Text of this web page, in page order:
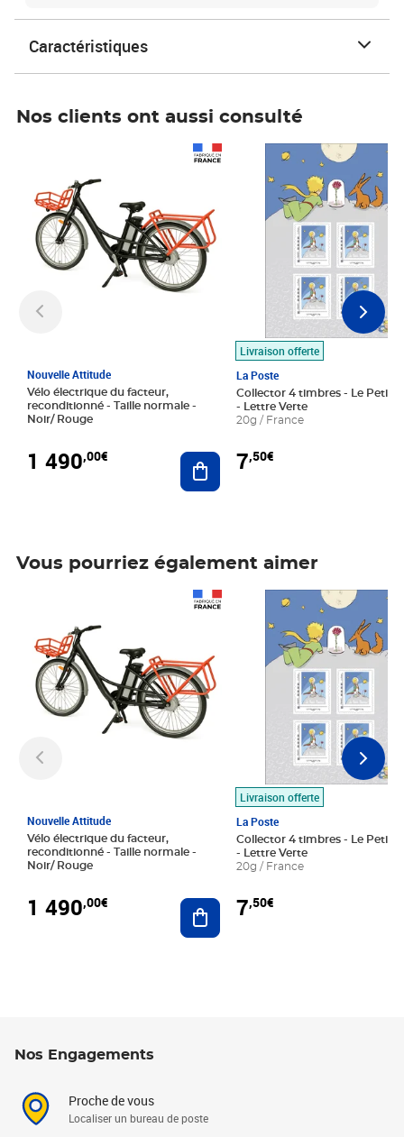
Caractéristiques
Nos clients ont aussi consulté
Nouvelle Attitude
Vélo électrique du facteur,
reconditionné - Taille normale -
Noir/ Rouge
1 490,00€ Ajouter au panier
Livraison offerte
La Poste
Collector 4 timbres - Le Petit
- Lettre Verte
20g / France
7,50€
Prix 7,50€
Vous pourriez également aimer
Nouvelle Attitude
Vélo électrique du facteur,
reconditionné - Taille normale -
Noir/ Rouge
1 490,00€ Ajouter au panier
Livraison offerte
La Poste
Collector 4 timbres - Le Petit
- Lettre Verte
20g / France
7,50€
Prix 7,50€
Nos Engagements
Proche de vous
Localiser un bureau de poste